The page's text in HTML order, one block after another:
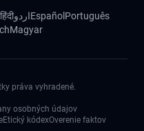
हिंदीاردوEspañol Português
Magyar
práva vyhradené.
osobných údajov
Etický kódexOverenie faktov